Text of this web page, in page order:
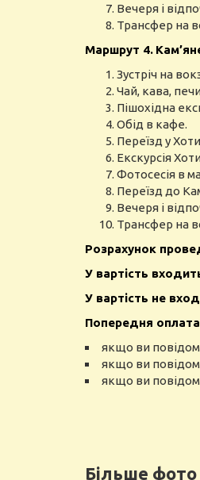
Вечеря і
Трансфер на
Маршрут 4.
Зустріч на
Чай, кава,
Пішохідна
Обід в кафе.
Переїзд у
Екскурсія
Фотосесія в
Переїзд до
Вечеря і
Трансфер на
Розрахунок
У вартість
У вартість не
Попередня
якщо ви
якщо ви
якщо ви
Більше фото